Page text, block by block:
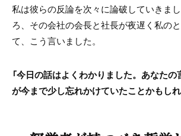
私は彼らの反論を次々に論破していきま
ろ、その会社の会長と社長が夜遅く私の
て、こう言いました。
「今日の話はよくわかりました。あなた
が今まで少し忘れかけていたことかもしれ